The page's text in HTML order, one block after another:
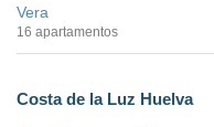
Vera
16 apartamentos
Costa de la Luz Huelva